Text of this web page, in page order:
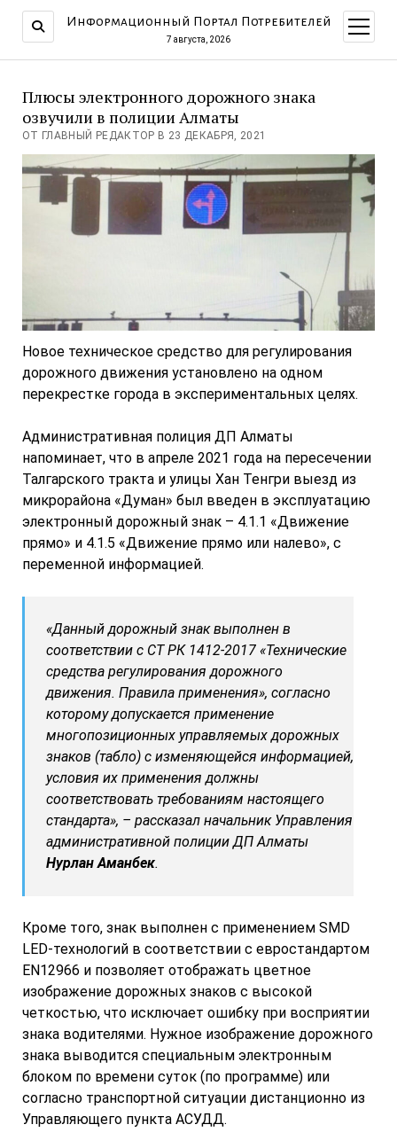
Информационный Портал Потребителей
7 августа, 2026
меню
Плюсы электронного дорожного знака
озвучили в полиции Алматы
ОТ ГЛАВНЫЙ РЕДАКТОР В 23 ДЕКАБРЯ, 2021
Новое техническое средство для регулирования
дорожного движения установлено на одном
перекрестке города в экспериментальных целях.
Административная полиция ДП Алматы
напоминает, что в апреле 2021 года на пересечении
Талгарского тракта и улицы Хан Тенгри выезд из
микрорайона «Думан» был введен в эксплуатацию
электронный дорожный знак – 4.1.1 «Движение
прямо» и 4.1.5 «Движение прямо или налево», с
переменной информацией.
«Данный дорожный знак выполнен в
соответствии с СТ РК 1412-2017 «Технические
средства регулирования дорожного
движения. Правила применения», согласно
которому допускается применение
многопозиционных управляемых дорожных
знаков (табло) с изменяющейся информацией,
условия их применения должны
соответствовать требованиям настоящего
стандарта», – рассказал начальник Управления
административной полиции ДП Алматы
Нурлан Аманбек.
Кроме того, знак выполнен с применением SMD
LED-технологий в соответствии с евростандартом
EN12966 и позволяет отображать цветное
изображение дорожных знаков с высокой
четкостью, что исключает ошибку при восприятии
знака водителями. Нужное изображение дорожного
знака выводится специальным электронным
блоком по времени суток (по программе) или
согласно транспортной ситуации дистанционно из
Управляющего пункта АСУДД.